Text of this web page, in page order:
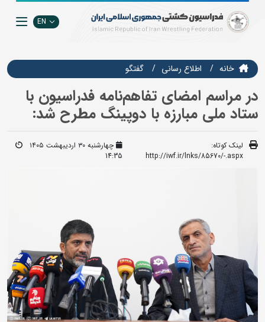
EN
خانه اطلاع رسانی گفتگو
در مراسم امضای تفاهم‌نامه فدراسیون با
ستاد ملی مبارزه با دوپینگ مطرح شد:
لینک کوتاه:
http://iwf.ir/lnks/85670/-.aspx
چهارشنبه ۳۰ اردیبهشت ۱۴۰۵
14:35